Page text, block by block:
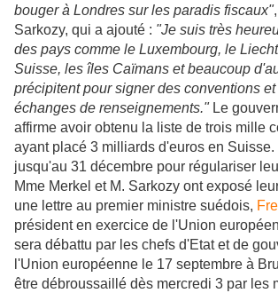
bouger à Londres sur les paradis fiscaux"
Sarkozy, qui a ajouté : "Je suis très
des pays comme le Luxembourg, le
Suisse, les îles Caïmans et beaucoup
précipitent pour signer des conventions
échanges de renseignements."Le
affirme avoir obtenu la liste de trois mille
ayant placé 3 milliards d'euros en
jusqu'au 31 décembre pour régulariser
Mme Merkel et M. Sarkozy ont exposé
une lettre au premier ministre suédois,
président en exercice de l'Union
sera débattu par les chefs d'Etat et de
l'Union européenne le 17 septembre à
être débroussaillé dès mercredi 3 par les